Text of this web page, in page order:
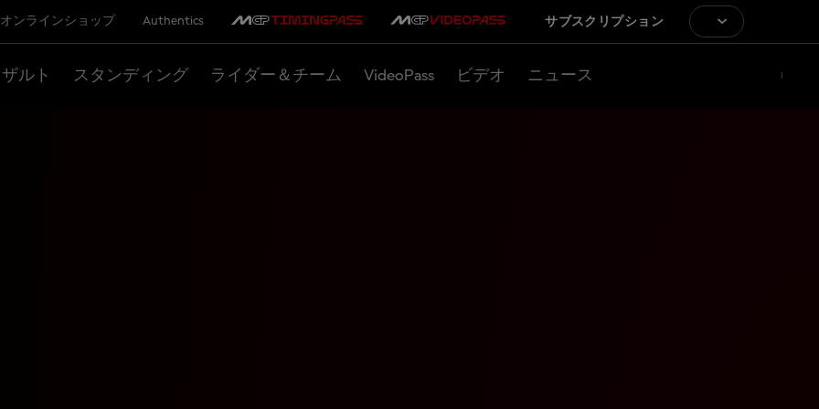
オンラインショップ Authentics サブスクリプション
ルト スタンディング ライダー＆チーム VideoPass ビデオ ニュース